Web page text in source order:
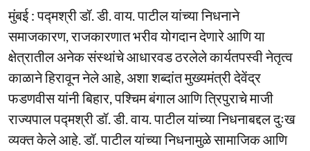
मुंबई : पद्मश्री डॉ. डी. वाय. पाटील यांच्या निधनाने
समाजकारण, राजकारणात भरीव योगदान देणारे आणि या
क्षेत्रातील अनेक संस्थांचे आधारवड ठरलेले कार्यतपस्वी नेतृत्व
काळाने हिरावून नेले आहे, अशा शब्दांत मुख्यमंत्री देवेंद्र
फडणवीस यांनी बिहार, पश्चिम बंगाल आणि त्रिपुराचे माजी
राज्यपाल पद्मश्री डॉ. डी. वाय. पाटील यांच्या निधनाबद्दल दुःख
व्यक्त केले आहे. डॉ. पाटील यांच्या निधनामुळे सामाजिक आणि